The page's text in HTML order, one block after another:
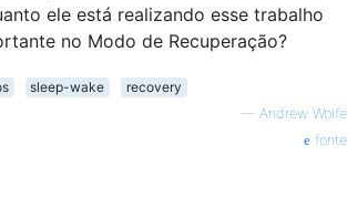
ele está realizando esse trabalho
no Modo de Recuperação?
sleep-wake
recovery
— Andrew Wolfe
fonte